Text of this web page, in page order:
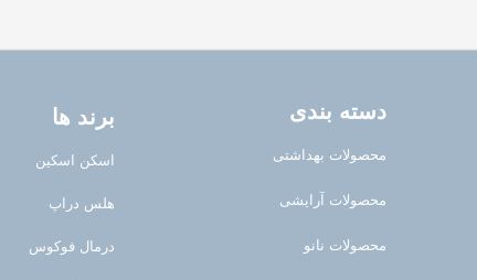
دسته بندی
محصولات بهداشتی
محصولات آرایشی
محصولات نانو
برند ها
اسکن اسکین
هلس دراپ
درمال فوکوس